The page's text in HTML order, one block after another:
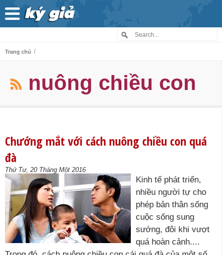
Trang chủ /
nuông chiều con
Chướng mắt với cách nuông chiều con quá
đà
Thứ Tư, 20 Tháng Một 2016
Kinh tế phát triển,
nhiều người tự cho
phép bản thân sống
cuộc sống sung
sướng, đôi khi vượt
quá hoàn cảnh....